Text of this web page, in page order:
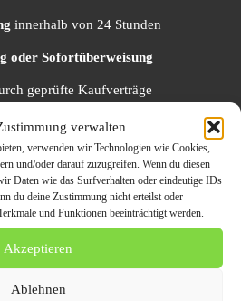
verwalten
verwenden wir Technologien wie Cookies,
und/oder darauf zuzugreifen. Wenn du diesen
Daten wie das Surfverhalten oder eindeutige IDs
du deine Zustimmung nicht erteilst oder
und Funktionen beeinträchtigt werden.
Akzeptieren
Ablehnen
innerhalb von 24 Stunden
oder Sofortüberweisung
geprüfte Kaufverträge
–
gedacht
Telefon oder Online-Formular
– Marke, Modell, Zustand
mit sofortigem Angebot